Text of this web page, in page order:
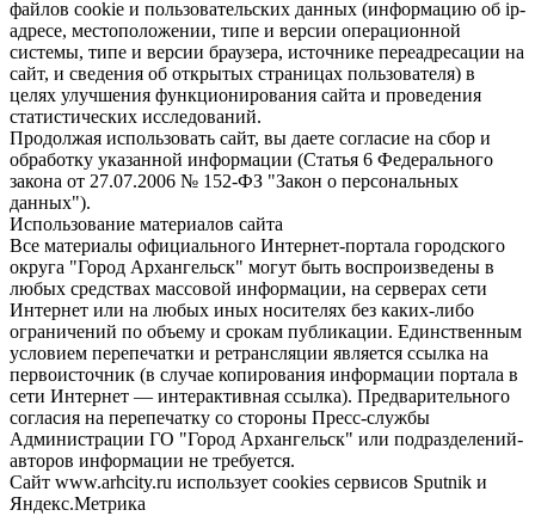
файлов cookie и пользовательских данных (информацию об ip-
адресе, местоположении, типе и версии операционной
системы, типе и версии браузера, источнике переадресации на
сайт, и сведения об открытых страницах пользователя) в
целях улучшения функционирования сайта и проведения
статистических исследований.
Продолжая использовать сайт, вы даете согласие на сбор и
обработку указанной информации (Статья 6 Федерального
закона от 27.07.2006 № 152-ФЗ "Закон о персональных
данных").
Использование материалов сайта
Все материалы официального Интернет-портала городского
округа "Город Архангельск" могут быть воспроизведены в
любых средствах массовой информации, на серверах сети
Интернет или на любых иных носителях без каких-либо
ограничений по объему и срокам публикации. Единственным
условием перепечатки и ретрансляции является ссылка на
первоисточник (в случае копирования информации портала в
сети Интернет — интерактивная ссылка). Предварительного
согласия на перепечатку со стороны Пресс-службы
Администрации ГО "Город Архангельск" или подразделений-
авторов информации не требуется.
Сайт www.arhcity.ru использует cookies сервисов Sputnik и
Яндекс.Метрика